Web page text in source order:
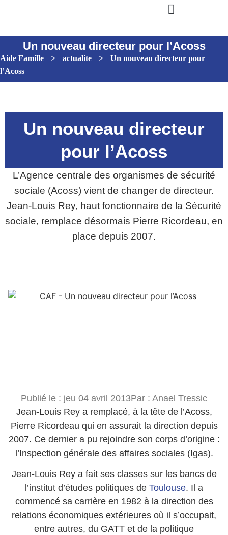
Un nouveau directeur pour l’Acoss
Aide Famille > actualite >
Un nouveau directeur pour
l’Acoss
Un nouveau directeur
pour l’Acoss
L’Agence centrale des organismes de sécurité
sociale (Acoss) vient de changer de directeur.
Jean-Louis Rey, haut fonctionnaire de la Sécurité
sociale, remplace désormais Pierre Ricordeau, en
place depuis 2007.
Publié le : jeu 04 avril 2013Par : Anael Tressic
Jean-Louis Rey a remplacé, à la tête de l’Acoss,
Pierre Ricordeau qui en assurait la direction depuis
2007. Ce dernier a pu rejoindre son corps d’origine :
l’Inspection générale des affaires sociales (Igas).
Jean-Louis Rey a fait ses classes sur les bancs de
l’institut d’études politiques de Toulouse. Il a
commencé sa carrière en 1982 à la direction des
relations économiques extérieures où il s’occupait,
entre autres, du GATT et de la politique